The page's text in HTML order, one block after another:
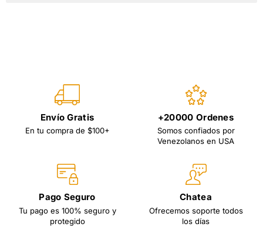
Envío Gratis
En tu compra de $100+
+20000 Ordenes
Somos confiados por
Venezolanos en USA
Pago Seguro
Tu pago es 100% seguro y
protegido
Chatea
Ofrecemos soporte todos
los días